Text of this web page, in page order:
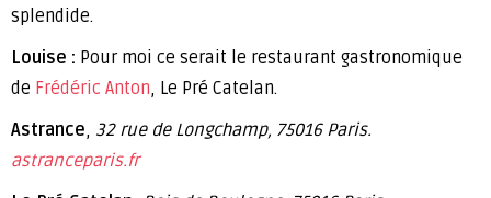
splendide.
Louise : Pour moi ce serait le restaurant gastronomique
de Frédéric Anton, Le Pré Catelan.
Astrance, 32 rue de Longchamp, 75016 Paris.
astranceparis.fr